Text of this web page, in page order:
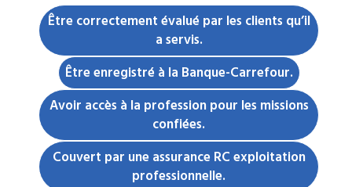
Être correctement évalué par les clients qu’il
a servis.
Être enregistré à la Banque-Carrefour.
Avoir accès à la profession pour les missions
confiées.
Couvert par une assurance RC exploitation
professionnelle.